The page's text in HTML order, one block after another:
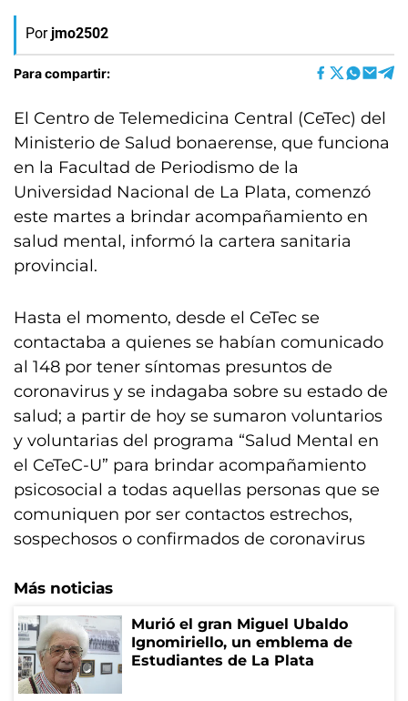
Por jmo2502
Para compartir:
El Centro de Telemedicina Central (CeTec) del
Ministerio de Salud bonaerense, que funciona
en la Facultad de Periodismo de la
Universidad Nacional de La Plata, comenzó
este martes a brindar acompañamiento en
salud mental, informó la cartera sanitaria
provincial.
Hasta el momento, desde el CeTec se
contactaba a quienes se habían comunicado
al 148 por tener síntomas presuntos de
coronavirus y se indagaba sobre su estado de
salud; a partir de hoy se sumaron voluntarios
y voluntarias del programa “Salud Mental en
el CeTeC-U” para brindar acompañamiento
psicosocial a todas aquellas personas que se
comuniquen por ser contactos estrechos,
sospechosos o confirmados de coronavirus
Más noticias
Murió el gran Miguel Ubaldo
Ignomiriello, un emblema de
Estudiantes de La Plata